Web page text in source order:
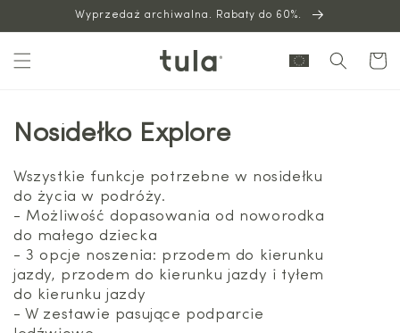
Wyprzedaż archiwalna. Rabaty do 60%.
Wózek
Nosidełko Explore
Wszystkie funkcje potrzebne w nosidełku
do życia w podróży.
- Możliwość dopasowania od noworodka
do małego dziecka
- 3 opcje noszenia: przodem do kierunku
jazdy, przodem do kierunku jazdy i tyłem
do kierunku jazdy
- W zestawie pasujące podparcie